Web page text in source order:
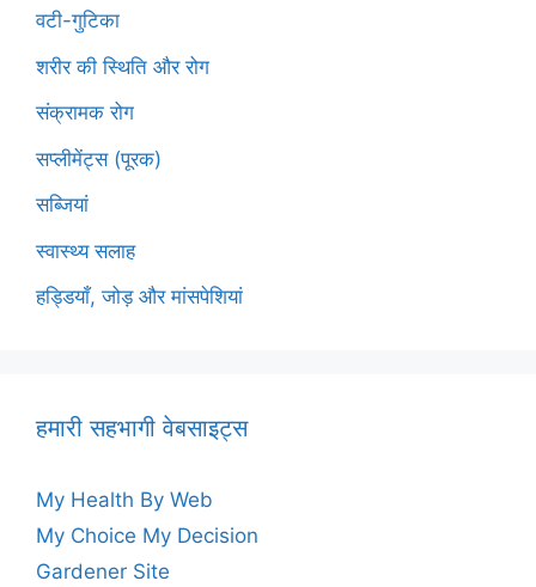
वटी-गुटिका
शरीर की स्थिति और रोग
संक्रामक रोग
सप्लीमेंट्स (पूरक)
सब्जियां
स्वास्थ्य सलाह
हड्डियाँ, जोड़ और मांसपेशियां
हमारी सहभागी वेबसाइट्स
My Health By Web
My Choice My Decision
Gardener Site